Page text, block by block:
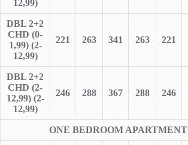
12,99)
DBL 2+2
CHD (0-
1,99) (2-
12,99)
221 263 341 263 221
DBL 2+2
CHD (2-
12,99) (2-
12,99)
246 288 367 288 246
ONE BEDROOM APARTMENT